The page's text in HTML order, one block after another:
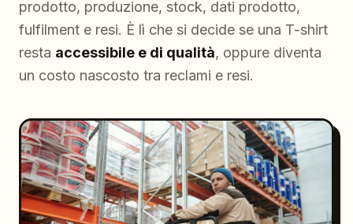
prodotto, produzione, stock, dati prodotto,
fulfilment e resi. È lì che si decide se una T-shirt
resta accessibile e di qualità, oppure diventa
un costo nascosto tra reclami e resi.